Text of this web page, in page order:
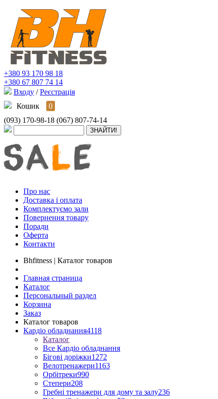
+380 93 170 98 18
+380 67 807 74 14
Входу / Реєстрація
Кошик
0
(093) 170-98-18 (067) 807-74-14
Про нас
Доставка і оплата
Комплектуємо зали
Повернення товару
Поради
Оферта
Контакти
Bhfitness | Каталог товаров
Главная страница
Каталог
Персональный раздел
Корзина
Заказ
Каталог товаров
Кардіо обладнання4118
Каталог
Все Кардіо обладнання
Бігові доріжки1272
Велотренажери1163
Орбітреки990
Степери208
Гребні тренажери для дому та залу236